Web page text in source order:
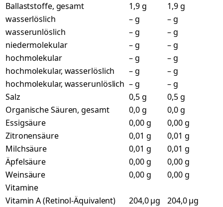
Ballaststoffe, gesamt
1,9 g
1,9 g
wasserlöslich
– g
– g
wasserunlöslich
– g
– g
niedermolekular
– g
– g
hochmolekular
– g
– g
hochmolekular, wasserlöslich
– g
– g
hochmolekular, wasserunlöslich – g
– g
Salz
0,5 g
0,5 g
Organische Säuren, gesamt
0,0 g
0,0 g
Essigsäure
0,00 g
0,00 g
Zitronensäure
0,01 g
0,01 g
Milchsäure
0,01 g
0,01 g
Äpfelsäure
0,00 g
0,00 g
Weinsäure
0,00 g
0,00 g
Vitamine
Vitamin A (Retinol-Äquivalent)
204,0 µg
204,0 µg